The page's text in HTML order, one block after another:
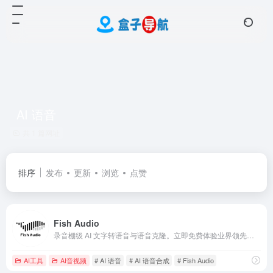
排序 发布 更新 浏览 点赞
Fish Audio
AI工具 AI音视频 # AI 语音 # AI 语音合成 # Fish Audio